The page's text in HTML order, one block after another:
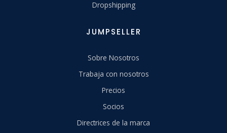
Dropshipping
JUMPSELLER
Sobre Nosotros
Trabaja con nosotros
Precios
Socios
Directrices de la marca